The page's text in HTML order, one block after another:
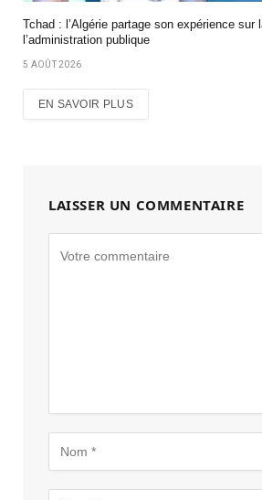
Tchad : l’Algérie partage son expérience sur
l’administration publique
5 AOÛT 2026
EN SAVOIR PLUS
LAISSER UN COMMENTAIRE